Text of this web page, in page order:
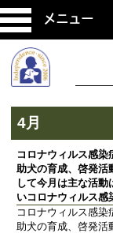
メニュー
4月
コロナウィルス感
助犬の育成、啓発活
して今月は主な活
いコロナウィルス感
コロナウィルス感
助犬の育成、啓発活